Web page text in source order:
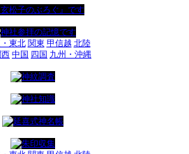
東北 関東 甲信越 北陸
西 中国 四国 九州・沖縄